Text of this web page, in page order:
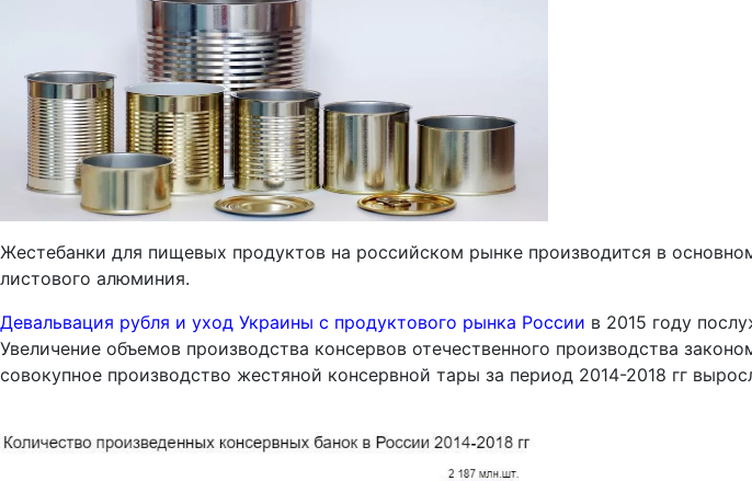
Жестебанки для пищевых продуктов на российском рынке производится в
листового алюминия.
Девальвация рубля и уход Украины с продуктового рынка России в 2015 году
Увеличение объемов производства консервов отечественного производства
совокупное производство жестяной консервной тары за период 2014-2018 гг